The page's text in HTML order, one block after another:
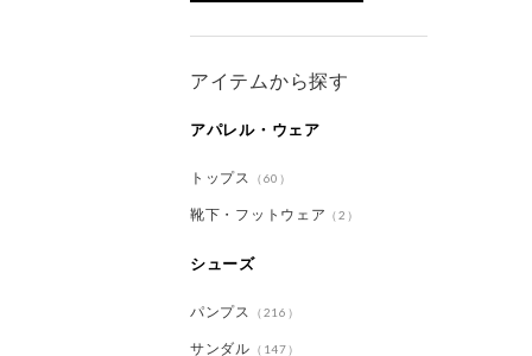
アイテムから探す
アパレル・ウェア
トップス （60）
靴下・フットウェア （2）
シューズ
パンプス （216）
サンダル （147）